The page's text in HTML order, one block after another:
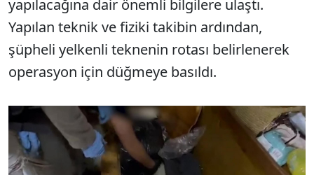
yapılacağına dair önemli bilgilere ulaştı.
Yapılan teknik ve fiziki takibin ardından,
şüpheli yelkenli teknenin rotası belirlenerek
operasyon için düğmeye basıldı.